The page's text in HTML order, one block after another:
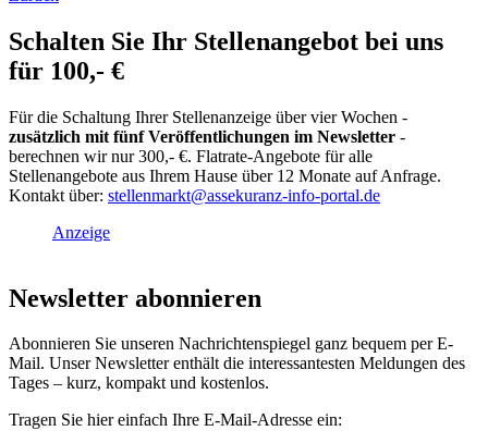
Schalten Sie Ihr Stellenangebot bei uns
für 100,- €
Für die Schaltung Ihrer Stellenanzeige über vier Wochen -
zusätzlich mit fünf Veröffentlichungen im Newsletter -
berechnen wir nur 300,- €. Flatrate-Angebote für alle
Stellenangebote aus Ihrem Hause über 12 Monate auf Anfrage.
Kontakt über: stellenmarkt@assekuranz-info-portal.de
Anzeige
Newsletter abonnieren
Abonnieren Sie unseren Nachrichtenspiegel ganz bequem per E-
Mail. Unser Newsletter enthält die interessantesten Meldungen des
Tages – kurz, kompakt und kostenlos.
Tragen Sie hier einfach Ihre E-Mail-Adresse ein: